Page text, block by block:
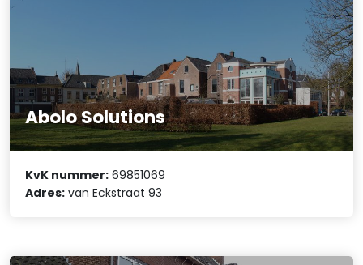
Abolo Solutions
KvK nummer: 69851069
Adres: van Eckstraat 93